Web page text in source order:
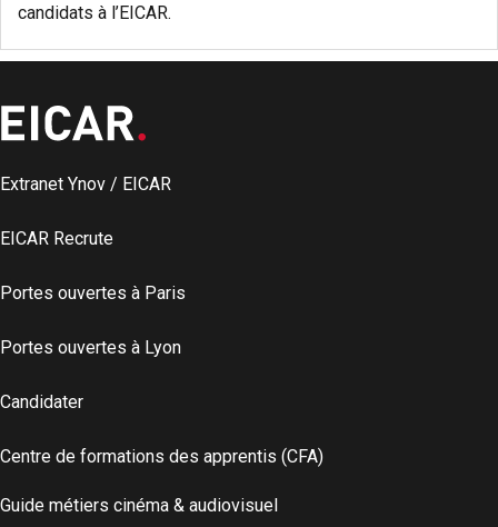
candidats à l’EICAR.
Extranet Ynov / EICAR
EICAR Recrute
Portes ouvertes à Paris
Portes ouvertes à Lyon
Candidater
Centre de formations des apprentis (CFA)
Guide métiers cinéma & audiovisuel